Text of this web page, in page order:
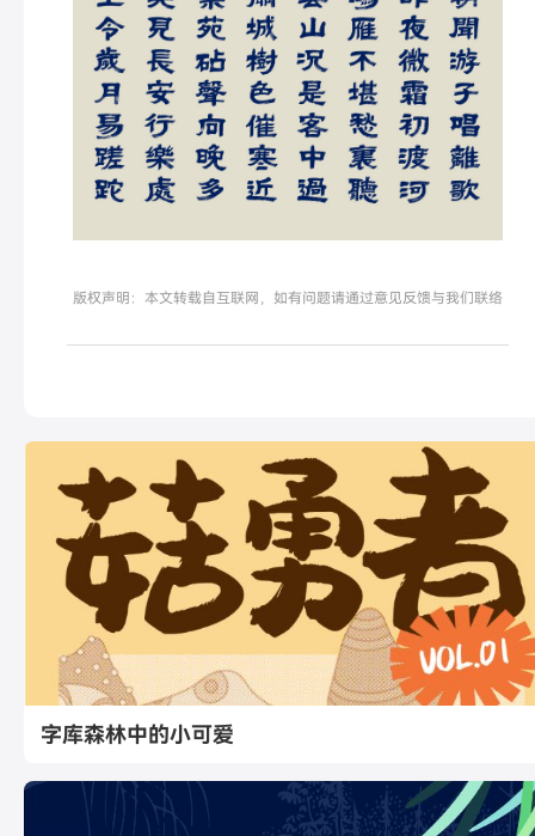
版权声明：本文转载自互联网，如有问题请通过意见反馈与我们联络
字库森林中的小可爱